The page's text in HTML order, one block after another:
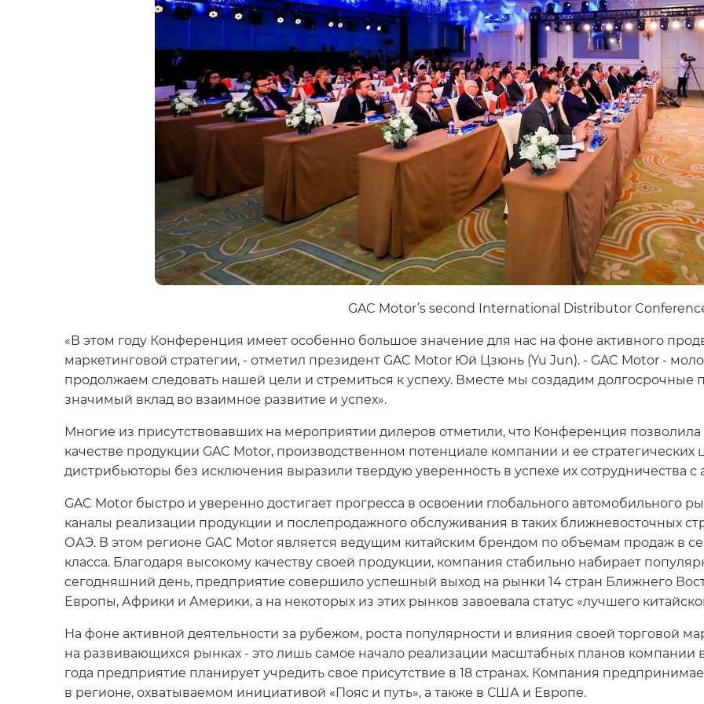
GAC Motor’s second International Distributor
«В этом году Конференция имеет особенно большое значение для нас на фоне активного
маркетинговой стратегии, - отметил президент GAC Motor Юй Цзюнь (Yu Jun). - GAC Motor -
продолжаем следовать нашей цели и стремиться к успеху. Вместе мы создадим
значимый вклад во взаимное развитие и успех».
Многие из присутствовавших на мероприятии дилеров отметили, что Конференция
качестве продукции GAC Motor, производственном потенциале компании и ее стратегических
дистрибьюторы без исключения выразили твердую уверенность в успехе их сотрудничества с
GAC Motor быстро и уверенно достигает прогресса в освоении глобального автомобильного
каналы реализации продукции и послепродажного обслуживания в таких ближневосточных
ОАЭ. В этом регионе GAC Motor является ведущим китайским брендом по объемам продаж в
класса. Благодаря высокому качеству своей продукции, компания стабильно набирает
сегодняшний день, предприятие совершило успешный выход на рынки 14 стран Ближнего
Европы, Африки и Америки, а на некоторых из этих рынков завоевала статус «лучшего
На фоне активной деятельности за рубежом, роста популярности и влияния своей торговой
на развивающихся рынках - это лишь самое начало реализации масштабных планов компании
года предприятие планирует учредить свое присутствие в 18 странах. Компания
в регионе, охватываемом инициативой «Пояс и путь», а также в США и Европе.